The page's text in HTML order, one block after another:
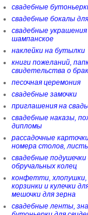
свадебные
свадебные бокалы
свадебные
шампанское
наклейки на бутылки
книги пожеланий,
свидетельства о
песочная церемония
свадебные замочки
приглашения на
свадебные наказы,
дипломы
рассадочные
номера столов,
свадебные подушечки
обручальных колец
конфетти, хлопушки,
корзинки и кулечки
мешочки для зерна
свадебные ленты,